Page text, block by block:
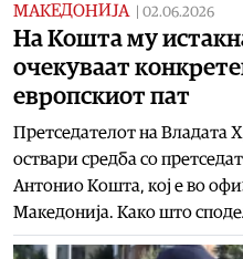
МАКЕДОНИЈА 02.06.2026
На Кошта му
очекуваат
европскиот пат
Претседателот на Владата
оствари средба со
Антонио Кошта, кој е во
Македонија. Како што